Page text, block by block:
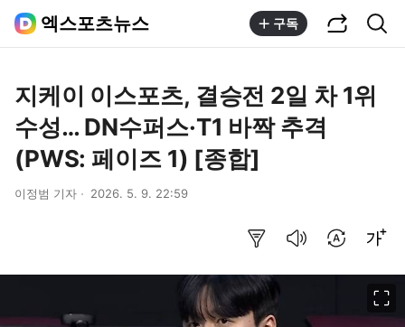
엑스포츠뉴스 구독
지케이 이스포츠, 결승전 2일 차 1위
수성… DN수퍼스·T1 바짝 추격
(PWS: 페이즈 1) [종합]
이정범 기자 2026. 5. 9. 22:59